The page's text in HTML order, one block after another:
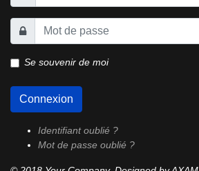
Se souvenir de moi
Connexion
Identifiant oublié ?
Mot de passe oublié ?